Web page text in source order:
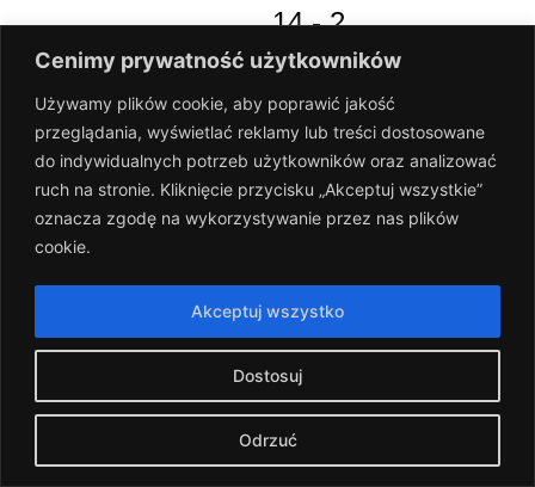
Cenimy prywatność użytkowników
Używamy plików cookie, aby poprawić jakość
przeglądania, wyświetlać reklamy lub treści dostosowane
do indywidualnych potrzeb użytkowników oraz analizować
ruch na stronie. Kliknięcie przycisku „Akceptuj wszystkie”
oznacza zgodę na wykorzystywanie przez nas plików
cookie.
Dostosuj
Odrzuć
Akceptuj wszystko
14-2
Boisko C
WKS Wczorajsi vs Lekko Bez Skilla
2024-03-09
10-4
Boisko A
WKS Wczorajsi vs Ciężki Szok